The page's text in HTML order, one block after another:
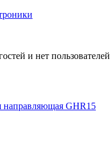
и нет пользователей
направляющая GHR15